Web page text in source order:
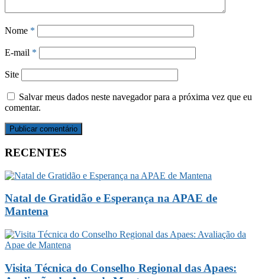
Nome *
E-mail *
Site
Salvar meus dados neste navegador para a próxima vez que eu
comentar.
RECENTES
Natal de Gratidão e Esperança na APAE de
Mantena
Visita Técnica do Conselho Regional das Apaes: